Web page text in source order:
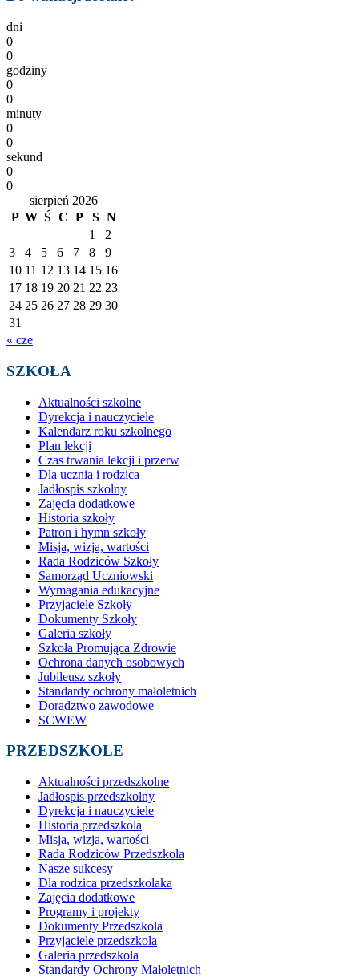
dni
0
0
godziny
0
0
minuty
0
0
sekund
0
0
sierpień 2026
P W Ś C P S N
1
2
3
4 5 6 7 8
9
10 11 12 13 14 15 16
17 18 19 20 21 22 23
24 25 26 27 28 29 30
31
« cze
SZKOŁA
Aktualności szkolne
Dyrekcja i nauczyciele
Kalendarz roku szkolnego
Plan lekcji
Czas trwania lekcji i przerw
Dla ucznia i rodzica
Jadłospis szkolny
Zajęcia dodatkowe
Historia szkoły
Patron i hymn szkoły
Misja, wizja, wartości
Rada Rodziców Szkoły
Samorząd Uczniowski
Wymagania edukacyjne
Przyjaciele Szkoły
Dokumenty Szkoły
Galeria szkoły
Szkoła Promująca Zdrowie
Ochrona danych osobowych
Jubileusz szkoły
Standardy ochrony małoletnich
Doradztwo zawodowe
SCWEW
PRZEDSZKOLE
Aktualności przedszkolne
Jadłospis przedszkolny
Dyrekcja i nauczyciele
Historia przedszkola
Misja, wizja, wartości
Rada Rodziców Przedszkola
Nasze sukcesy
Dla rodzica przedszkolaka
Zajęcia dodatkowe
Programy i projekty
Dokumenty Przedszkola
Przyjaciele przedszkola
Galeria przedszkola
Standardy Ochrony Małoletnich